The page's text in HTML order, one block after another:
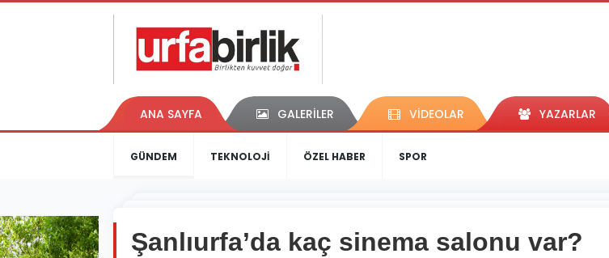
ANA SAYFA GALERİLER VİDEOLAR YAZARLAR
GÜNDEM TEKNOLOJİ ÖZEL HABER SPOR
Şanlıurfa’da kaç sinema salonu var?